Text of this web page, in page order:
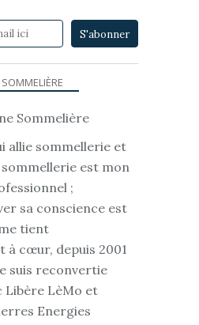
allie sommellerie et
est mon
;
sa conscience est
tient
à cœur, depuis 2001
suis reconvertie
Libère LèMo et
Energies